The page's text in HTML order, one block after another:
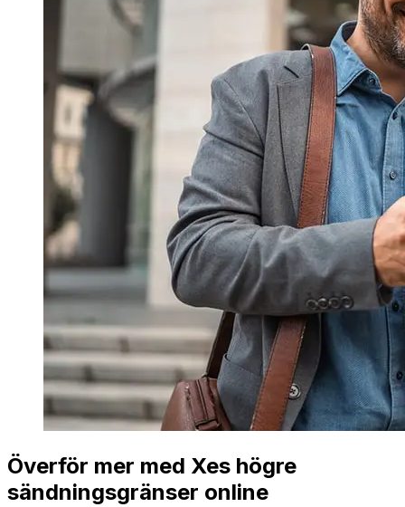
Överför mer med Xes högre
sändningsgränser online